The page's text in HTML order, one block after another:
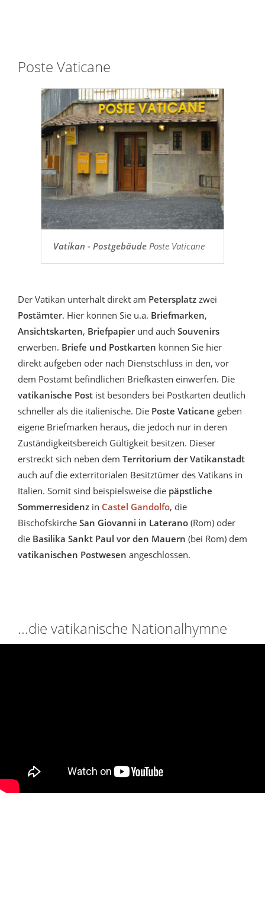
Poste Vaticane
Vatikan - PostgebäudePoste Vaticane
Der Vatikan unterhält direkt am Petersplatz zwei
Postämter. Hier können Sie u.a. Briefmarken,
Ansichtskarten, Briefpapierund auch Souvenirs
erwerben. Briefe und Postkarten können Sie hier
direkt aufgeben oder nach Dienstschluss in den, vor
dem Postamt befindlichen Briefkasten einwerfen. Die
vatikanische Post ist besonders bei Postkarten deutlich
schneller als die italienische. Die Poste Vaticane geben
eigene Briefmarken heraus, die jedoch nur in deren
Zuständigkeitsbereich Gültigkeit besitzen. Dieser
erstreckt sich neben dem Territorium der Vatikanstadt
auch auf die exterritorialen Besitztümer des Vatikans in
Italien. Somit sind beispielsweise die päpstliche
Sommerresidenz in Castel Gandolfo, die
Bischofskirche San Giovanni in Laterano (Rom) oder
die Basilika Sankt Paul vor den Mauern (bei Rom) dem
vatikanischen Postwesen angeschlossen.
...die vatikanische Nationalhymne